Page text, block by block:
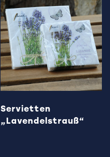
Servietten
„Lavendelstrauß“